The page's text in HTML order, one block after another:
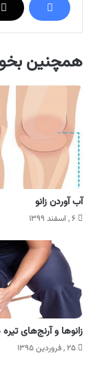
همچنین
آب آوردن زانو
۶ , اسفند ۱۳۹۹
زانوها و آرنج‌های
۲۵ , فروردین ۱۳۹۵